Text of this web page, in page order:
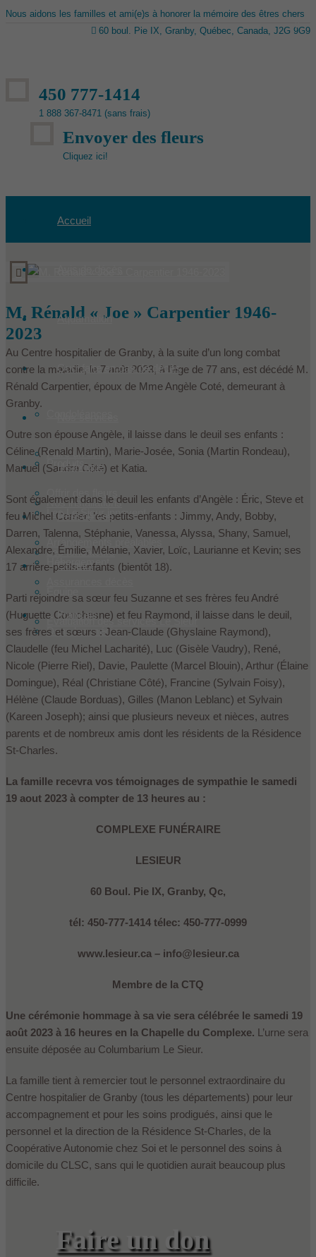
Nous aidons les familles et ami(e)s à honorer la mémoire des êtres chers
60 boul. Pie IX, Granby, Québec, Canada, J2G 9G9
450 777-1414
1 888 367-8471 (sans frais)
Envoyer des fleurs
Cliquez ici!
Accueil
Aquamation
Quoi faire en cas de décès
Faire un don
Offrir des fleurs
Produits
Nos installations
Arrangements préalables
Évaluation des services Le Sieur
Historique
Les Le Sieur innovent
Les fondateurs
Équipe
Dans les médias
Ressources
Hébergement
Contact
Français
M. Rénald « Joe » Carpentier 1946-
2023
Au Centre hospitalier de Granby, à la suite d’un long combat
contre la maladie, le 7 août 2023, à l’âge de 77 ans, est décédé M.
Rénald Carpentier, époux de Mme Angèle Coté, demeurant à
Granby.
Outre son épouse Angèle, il laisse dans le deuil ses enfants :
Céline (Renald Martin), Marie-Josée, Sonia (Martin Rondeau),
Manuel (Sandra Côté) et Katia.
Sont également dans le deuil les enfants d’Angèle : Éric, Steve et
feu Michel Carrier; les petits-enfants : Jimmy, Andy, Bobby,
Darren, Talenna, Stéphanie, Vanessa, Alyssa, Shany, Samuel,
Alexandre, Émilie, Mélanie, Xavier, Loïc, Laurianne et Kevin; ses
17 arrière-petits-enfants (bientôt 18).
Parti rejoindre sa sœur feu Suzanne et ses frères feu André
(Huguette Courchesne) et feu Raymond, il laisse dans le deuil,
ses frères et sœurs : Jean-Claude (Ghyslaine Raymond),
Claudelle (feu Michel Lacharité), Luc (Gisèle Vaudry), René,
Nicole (Pierre Riel), Davie, Paulette (Marcel Blouin), Arthur (Élaine
Domingue), Réal (Christiane Côté), Francine (Sylvain Foisy),
Hélène (Claude Borduas), Gilles (Manon Leblanc) et Sylvain
(Kareen Joseph); ainsi que plusieurs neveux et nièces, autres
parents et de nombreux amis dont les résidents de la Résidence
St-Charles.
La famille recevra vos témoignages de sympathie le samedi
19 aout 2023 à compter de 13 heures au :
COMPLEXE FUNÉRAIRE
LESIEUR
60 Boul. Pie IX, Granby, Qc,
tél: 450-777-1414 télec: 450-777-0999
www.lesieur.ca – info@lesieur.ca
Membre de la CTQ
Une cérémonie hommage à sa vie sera célébrée le samedi 19
août 2023 à 16 heures en la Chapelle du Complexe. L’urne sera
ensuite déposée au Columbarium Le Sieur.
La famille tient à remercier tout le personnel extraordinaire du
Centre hospitalier de Granby (tous les départements) pour leur
accompagnement et pour les soins prodigués, ainsi que le
personnel et la direction de la Résidence St-Charles, de la
Coopérative Autonomie chez Soi et le personnel des soins à
domicile du CLSC, sans qui le quotidien aurait beaucoup plus
difficile.
Faire un don